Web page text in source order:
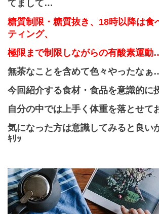
てまして…
糖質制限・糖質抜き、 18時以降は食
ティング、
極限まで制限しながらの有酸素運
無茶なことを含めて色々やったなぁ
今回紹介する食材・食品を意識的に
自分の中では上手く体重を落とせて
気になった方は意識してみると良い
ｷﾘｯ